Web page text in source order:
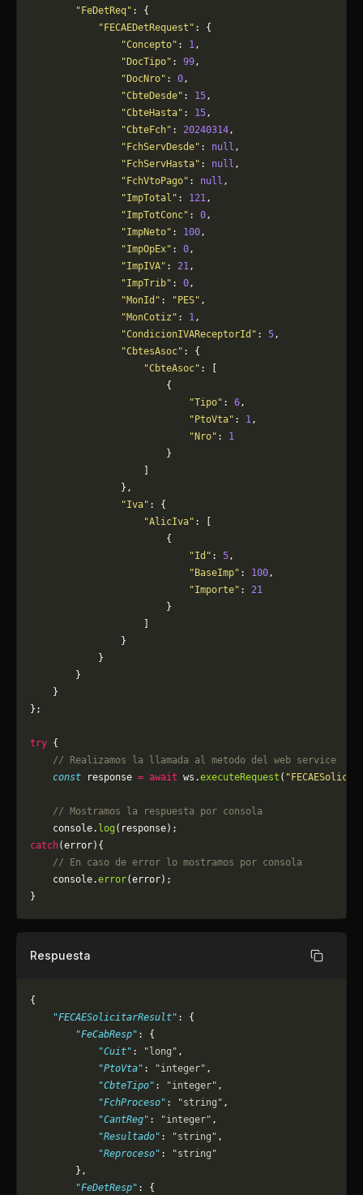
        "FeDetReq"
: {
            "FECAEDetRequest"
: {
                "Concepto"
: 1,
                "DocTipo"
: 99,
                "DocNro"
: 0,
                "CbteDesde"
: 15,
                "CbteHasta"
: 15,
                "CbteFch"
: 20240314,
                "FchServDesde"
: null ,
                "FchServHasta"
: null ,
                "FchVtoPago"
: null ,
                "ImpTotal"
: 121,
                "ImpTotConc"
: 0,
                "ImpNeto"
: 100,
                "ImpOpEx"
: 0,
                "ImpIVA"
: 21,
                "ImpTrib"
: 0,
                "MonId"
: "PES" ,
                "MonCotiz"
: 1,
                "CondicionIVAReceptorId"
: 5,
                "CbtesAsoc"
: {
                    "CbteAsoc"
: [
                        {
                            "Tipo"
: 6,
                            "PtoVta"
: 1,
                            "Nro"
: 1
                        }
                },
                "Iva"
: {
                    "AlicIva"
: [
                        {
                            "Id"
: 5,
                            "BaseImp"
: 100,
                            "Importe"
: 21
                        }
                }
            }
        }
    }
};
try {
    // Realizamos la llamada al metodo del web service
    const
response = await ws.executeRequest (
    // Mostramos la respuesta por consola
    console.
log (response);
catch(error){
    // En caso de error lo mostramos por consola
	console.
error(error);
}
Respuesta Copiar
{
    "FECAESolicitarResult"
: {
        "FeCabResp"
: {
            "Cuit"
: "long" ,
            "PtoVta"
: "integer" ,
            "CbteTipo"
: "integer" ,
            "FchProceso"
: "string" ,
            "CantReg"
: "integer" ,
            "Resultado"
: "string" ,
            "Reproceso"
:
"string"
        },
        "FeDetResp"
: {